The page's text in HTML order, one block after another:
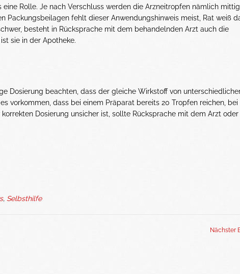
Rolle. Je nach Verschluss werden die Arzneitropfen nämlich
Packungsbeilagen fehlt dieser Anwendungshinweis meist, Rat weiß
besteht in Rücksprache mit dem behandelnden Arzt auch die
sie in der Apotheke.
Dosierung beachten, dass der gleiche Wirkstoff von
vorkommen, dass bei einem Präparat bereits 20 Tropfen reichen, bei
Dosierung unsicher ist, sollte Rücksprache mit dem Arzt oder
, Selbsthilfe
Nächster